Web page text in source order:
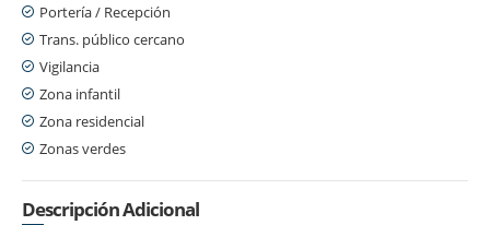
Portería / Recepción
Trans. público cercano
Vigilancia
Zona infantil
Zona residencial
Zonas verdes
Descripción Adicional